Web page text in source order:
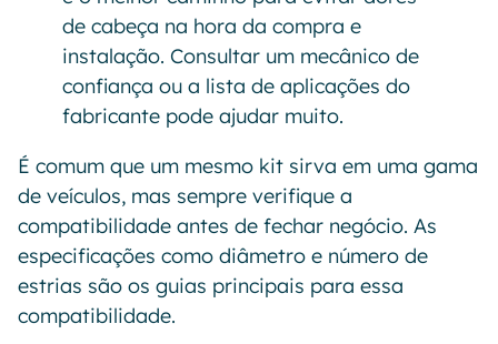
de cabeça na hora da compra e
instalação. Consultar um mecânico de
confiança ou a lista de aplicações do
fabricante pode ajudar muito.
É comum que um mesmo kit sirva em uma gama
de veículos, mas sempre verifique a
compatibilidade antes de fechar negócio. As
especificações como diâmetro e número de
estrias são os guias principais para essa
compatibilidade.